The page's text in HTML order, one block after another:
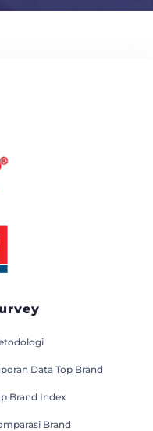
Data Top Brand
Brand Index
Brand